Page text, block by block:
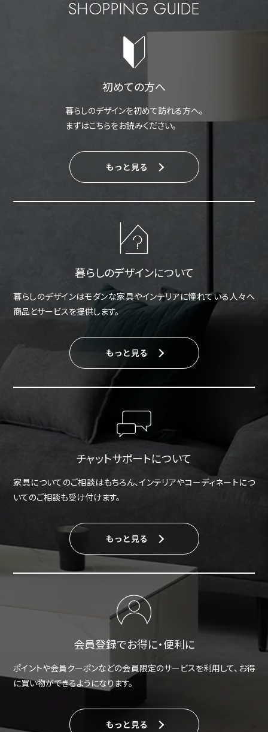
SHOPPING GUIDE
初めての方へ
暮らしのデザインを初めて訪れる方へ。
まずはこちらをお読みください。
もっと見る
暮らしのデザインについて
暮らしのデザインはモダンな家具やインテリアに憧れている人々へ
商品とサービスを提供します。
もっと見る
チャットサポートについて
家具についてのご相談はもちろん、インテリアやコーディネートにつ
いてのご相談も受け付けます。
もっと見る
会員登録でお得に・便利に
ポイントや会員クーポンなどの会員限定のサービスを利用して、お得
に買い物ができるようになります。
もっと見る